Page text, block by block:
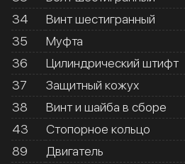
34
Винт шестигранный
35
Муфта
36
Цилиндрический штифт
37
Защитный кожух
38
Винт и шайба в сборе
43
Стопорное кольцо
89
Двигатель